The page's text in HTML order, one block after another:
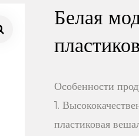
Белая
Особенности
1.
пластиковая